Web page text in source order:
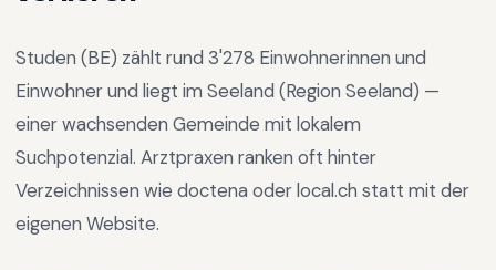
Studen (BE) zählt rund 3'278 Einwohnerinnen und
Einwohner und liegt im Seeland (Region Seeland) —
einer wachsenden Gemeinde mit lokalem
Suchpotenzial. Arztpraxen ranken oft hinter
Verzeichnissen wie doctena oder local.ch statt mit der
eigenen Website.